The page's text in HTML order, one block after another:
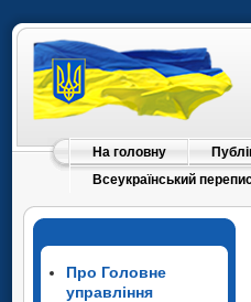
На головну
Всеукраїнський
Про Головне
управління